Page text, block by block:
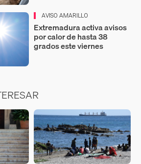
AVISO AMARILLO
Extremadura activa avisos
por calor de hasta 38
grados este viernes